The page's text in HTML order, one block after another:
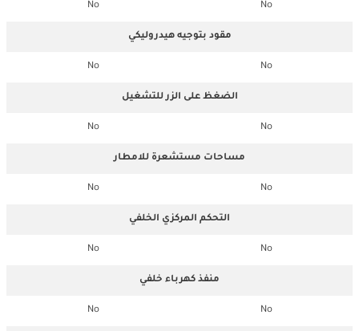
No
No
مقود بتوجيه هيدروليكي
No
No
الضغظ على الزر للتشغيل
No
No
مساحات مستشعرة للامطار
No
No
التحكم المركزي الخلفي
No
No
منفذ كهرباء خلفي
No
No